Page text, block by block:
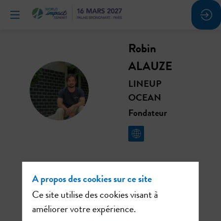
RA
Robin
ALAUZE
LINEUP
OCEAN
Fondateur
Ses
sessions
A propos des cookies sur ce site
Ce site utilise des cookies visant à
améliorer votre expérience.